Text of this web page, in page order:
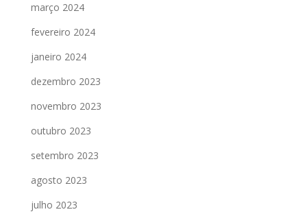
março 2024
fevereiro 2024
janeiro 2024
dezembro 2023
novembro 2023
outubro 2023
setembro 2023
agosto 2023
julho 2023